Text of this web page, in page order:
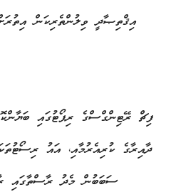
އިޤްތިޞާދީ ވިލުންތެރިކަން
ފިޗް ރޭޓިންގްސްގެ ރިޕޯޓުގައި
ދާއިރާގެ ކުރިއެރުމާއި، އައު
ސަބަބުން މެދު ރާސްތާގައި